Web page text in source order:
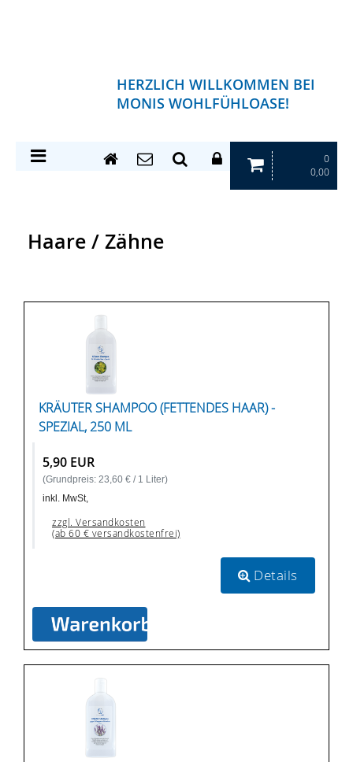
HERZLICH WILLKOMMEN BEI
MONIS WOHLFÜHLOASE!
0
0,00
Haare / Zähne
KRÄUTER SHAMPOO (FETTENDES HAAR) -
SPEZIAL, 250 ML
5,90 EUR
(Grundpreis: 23,60 € / 1 Liter)
inkl. MwSt,
zzgl. Versandkosten
(ab 60 € versandkostenfrei)
Details